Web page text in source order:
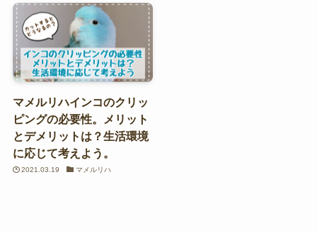
マメルリハインコのクリッ
ピングの必要性。メリット
とデメリットは？生活環境
に応じて考えよう。
2021.03.19 マメルリハ